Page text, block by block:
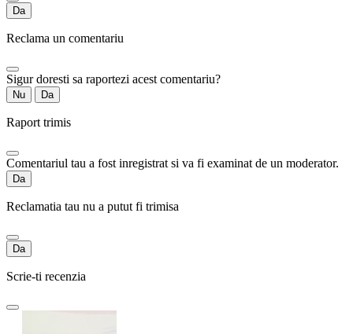
Da
Reclama un comentariu
Sigur doresti sa raportezi acest comentariu?
Nu Da
Raport trimis
Comentariul tau a fost inregistrat si va fi examinat de un moderator.
Da
Reclamatia tau nu a putut fi trimisa
Da
Scrie-ti recenzia